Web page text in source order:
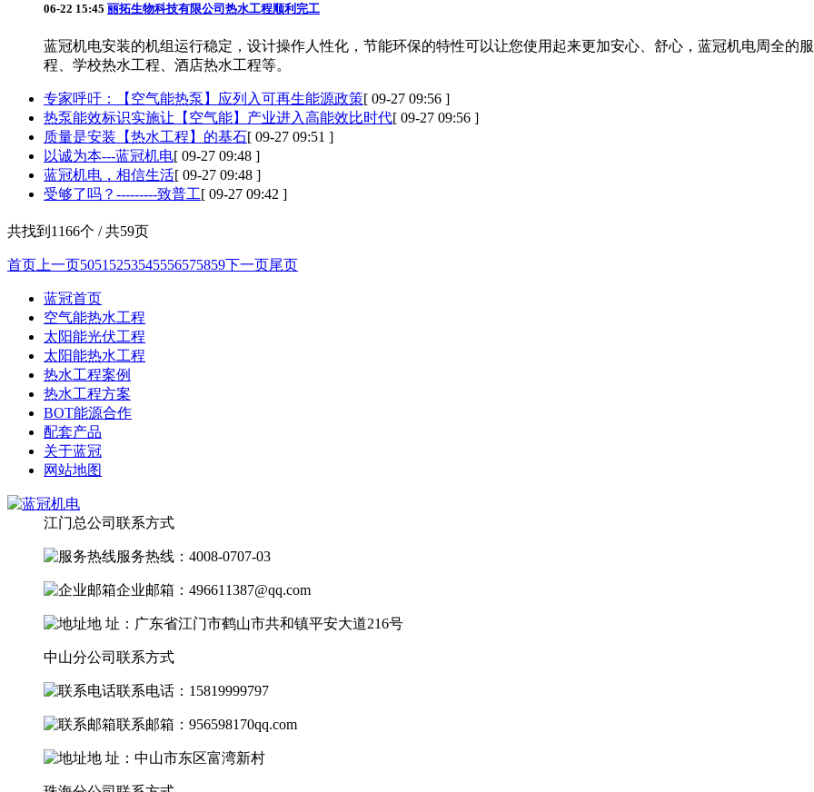
06-22 15:45 丽拓生物科技有限公司热水工程顺利完工
蓝冠机电安装的机组运行稳定，设计操作人性化，节能环保的特性可以让您使用起来更加安心、舒心，蓝冠机电周全的
程、学校热水工程、酒店热水工程等。
专家呼吁：【空气能热泵】应列入可再生能源政策[ 09-27 09:56 ]
热泵能效标识实施让【空气能】产业进入高能效比时代[ 09-27 09:56 ]
质量是安装【热水工程】的基石[ 09-27 09:51 ]
以诚为本---蓝冠机电[ 09-27 09:48 ]
蓝冠机电，相信生活[ 09-27 09:48 ]
受够了吗？---------致普工[ 09-27 09:42 ]
共找到1166个 / 共59页
首页 上一页5051 5253545556575859下一页尾页
蓝冠首页
空气能热水工程
太阳能光伏工程
太阳能热水工程
热水工程案例
热水工程方案
BOT能源合作
配套产品
关于蓝冠
网站地图
江门总公司联系方式
服务热线：4008-0707-03
企业邮箱：496611387@qq.com
地 址：广东省江门市鹤山市共和镇平安大道216号
中山分公司联系方式
联系电话：15819999797
联系邮箱：956598170qq.com
地 址：中山市东区富湾新村